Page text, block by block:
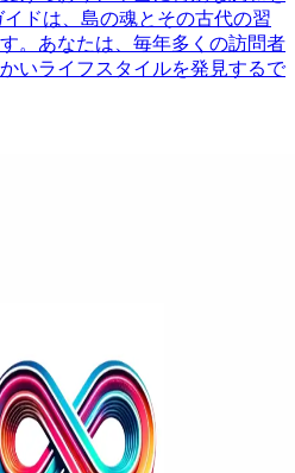
ドは、島の魂とその古代の習
。あなたは、毎年多くの訪問者
いライフスタイルを発見するで